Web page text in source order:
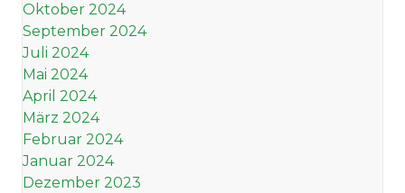
Oktober 2024
September 2024
Juli 2024
Mai 2024
April 2024
März 2024
Februar 2024
Januar 2024
Dezember 2023